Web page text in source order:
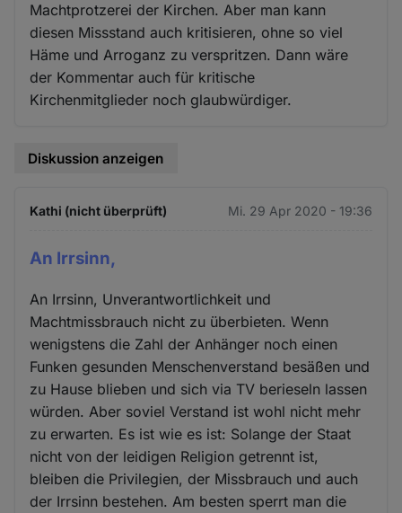
Machtprotzerei der Kirchen. Aber man kann
diesen Missstand auch kritisieren, ohne so viel
Häme und Arroganz zu verspritzen. Dann wäre
der Kommentar auch für kritische
Kirchenmitglieder noch glaubwürdiger.
Diskussion anzeigen
Kathi (nicht überprüft) Mi. 29 Apr 2020 - 19:36
An Irrsinn,
An Irrsinn, Unverantwortlichkeit und
Machtmissbrauch nicht zu überbieten. Wenn
wenigstens die Zahl der Anhänger noch einen
Funken gesunden Menschenverstand besäßen und
zu Hause blieben und sich via TV berieseln lassen
würden. Aber soviel Verstand ist wohl nicht mehr
zu erwarten. Es ist wie es ist: Solange der Staat
nicht von der leidigen Religion getrennt ist,
bleiben die Privilegien, der Missbrauch und auch
der Irrsinn bestehen. Am besten sperrt man die